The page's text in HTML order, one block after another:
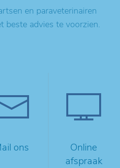
en paraveterinairen
beste advies te voorzien.
ons
Online
afspraak